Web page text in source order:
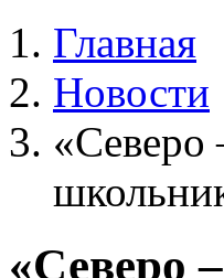
Главная
Новости
«Северо
«Северо